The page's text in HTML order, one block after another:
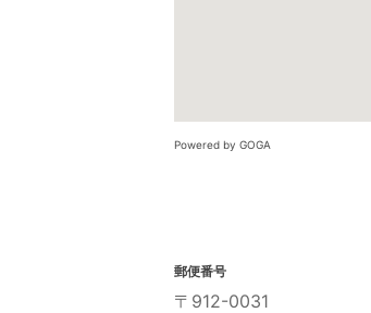
Powered by GOGA
郵便番号
〒912-0031